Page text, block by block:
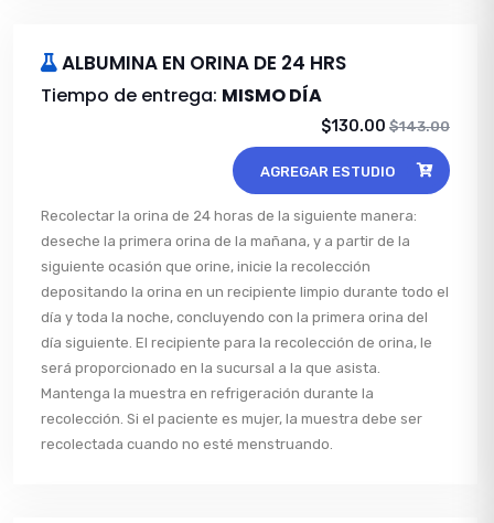
ALBUMINA EN ORINA DE 24 HRS
Tiempo de entrega: MISMO DÍA
$130.00 $143.00
AGREGAR ESTUDIO
Recolectar la orina de 24 horas de la siguiente manera:
deseche la primera orina de la mañana, y a partir de la
siguiente ocasión que orine, inicie la recolección
depositando la orina en un recipiente limpio durante todo el
día y toda la noche, concluyendo con la primera orina del
día siguiente. El recipiente para la recolección de orina, le
será proporcionado en la sucursal a la que asista.
Mantenga la muestra en refrigeración durante la
recolección. Si el paciente es mujer, la muestra debe ser
recolectada cuando no esté menstruando.